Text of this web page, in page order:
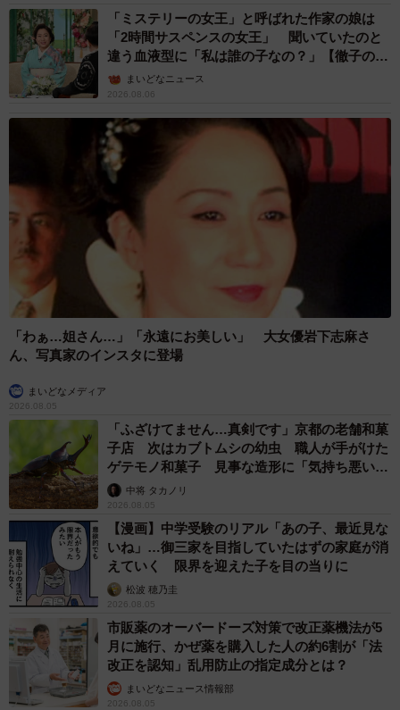
「ミステリーの女王」と呼ばれた作家の娘は
「2時間サスペンスの女王」 聞いていたのと
違う血液型に「私は誰の子なの？」【徹子の部
屋】まいどなニュース
2026.08.06
「わぁ…姐さん…」「永遠にお美しい」 大女優岩下志麻さ
ん、写真家のインスタに登場
まいどなメディア
2026.08.05
「ふざけてません…真剣です」京都の老舗和菓
子店 次はカブトムシの幼虫 職人が手がけた
ゲテモノ和菓子 見事な造形に「気持ち悪いく
らいリアル」
中将 タカノリ
2026.08.05
【漫画】中学受験のリアル「あの子、最近見な
いね」…御三家を目指していたはずの家庭が消
えていく 限界を迎えた子を目の当りに
松波 穂乃圭
2026.08.05
市販薬のオーバードーズ対策で改正薬機法が5
月に施行、かぜ薬を購入した人の約6割が「法
改正を認知」乱用防止の指定成分とは？
まいどなニュース情報部
2026.08.05